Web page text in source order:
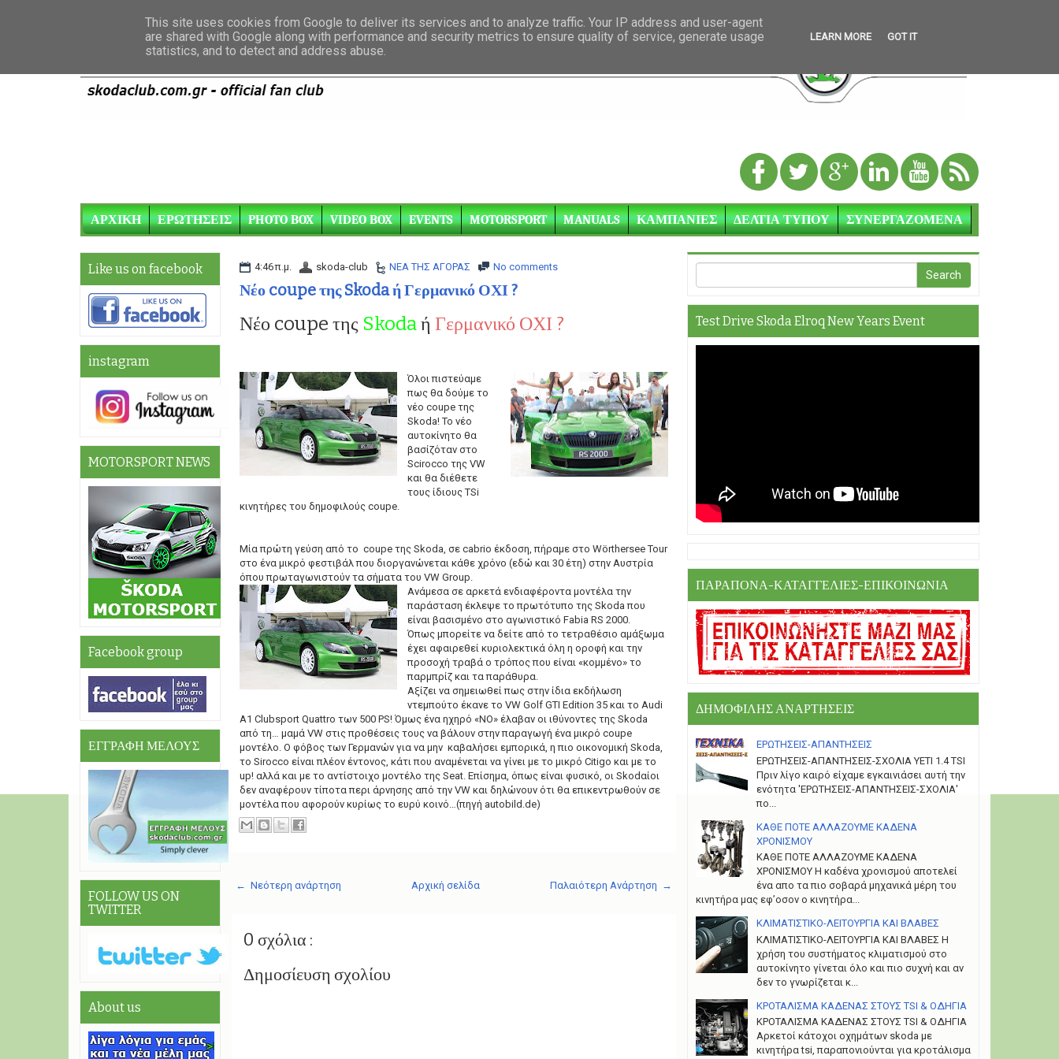
ΑΡΧΙΚΗ ΕΡΩΤΗΣΕΙΣ PHOTO BOX VIDEO BOX EVENTS MOTORSPORT MANUALS ΚΑΜΠΑΝΙΕΣ ΔΕΛΤΙΑ ΤΥΠΟΥ ΣΥΝΕΡΓΑΖΟΜΕΝΑ
4:46 π.μ. skoda-club NEA THΣ ΑΓΟΡΑΣ No comments
Νέο coupe της Skoda ή Γερμανικό ΟΧΙ ?
Νέο coupe της Skodaή Γερμανικό ΟΧΙ ?
Όλοι πιστεύαμε
πως θα δούμε το
νέο coupe της
Skoda! Το νέο
αυτοκίνητο θα
βασίζόταν στο
Scirocco της VW
και θα διέθετε
τους ίδιους TSi
κινητήρες του δημοφιλούς coupe.
Μία πρώτη γεύση από το coupe της Skoda, σε cabrio έκδοση, πήραμε στο Wörthersee Tour
στο ένα μικρό φεστιβάλ που διοργανώνεται κάθε χρόνο (εδώ και 30 έτη) στην Αυστρία
όπου πρωταγωνιστούν τα σήματα του VW Group.
Ανάμεσα σε αρκετά ενδιαφέροντα μοντέλα την
παράσταση έκλεψε το πρωτότυπο της Skoda που
είναι βασισμένο στο αγωνιστικό Fabia RS 2000.
Όπως μπορείτε να δείτε από το τετραθέσιο αμάξωμα
έχει αφαιρεθεί κυριολεκτικά όλη η οροφή και την
προσοχή τραβά ο τρόπος που είναι «κομμένο» το
παρμπρίζ και τα παράθυρα.
Αξίζει να σημειωθεί πως στην ίδια εκδήλωση
ντεμπούτο έκανε το VW Golf GTI Edition 35 και το Audi
Α1 Clubsport Quattro των 500 PS! Όμως ένα ηχηρό «ΝΟ» έλαβαν οι ιθύνοντες της Skoda
από τη… μαμά VW στις προθέσεις τους να βάλουν στην παραγωγή ένα μικρό coupe
μοντέλο. Ο φόβος των Γερμανών για να μην καβαλήσει εμπορικά, η πιο οικονομική Skoda,
το Sirocco είναι πλέον έντονος, κάτι που αναμένεται να γίνει με το μικρό Citigo και με το
up! αλλά και με το αντίστοιχο μοντέλο της Seat. Επίσημα, όπως είναι φυσικό, οι Skodαίοι
δεν αναφέρουν τίποτα περι άρνησης από την VW και δηλώνουν ότι θα επικεντρωθούν σε
μοντέλα που αφορούν κυρίως το ευρύ κοινό…(πηγή autobild.de)
← Νεότερη ανάρτηση Παλαιότερη Ανάρτηση →
Αρχική σελίδα
0 σχόλια :
Δημοσίευση σχολίου
Like us on facebook
instagram
MOTORSPORT NEWS
Facebook group
ΕΓΓΡΑΦΗ ΜΕΛΟΥΣ
FOLLOW US ON
TWITTER
About us
Test Drive Skoda Elroq New Years Event
ΠΑΡΑΠΟΝΑ-ΚΑΤΑΓΓΕΛΙΕΣ-ΕΠΙΚΟΙΝΩΝΙΑ
ΔΗΜΟΦΙΛΗΣ ΑΝΑΡΤΗΣΕΙΣ
ΕΡΩΤΗΣΕΙΣ-ΑΠΑΝΤΗΣΕΙΣ
ΕΡΩΤΗΣΕΙΣ-ΑΠΑΝΤΗΣΕΙΣ-ΣΧΟΛΙΑ YETI 1.4 TSI
Πριν λίγο καιρό είχαμε εγκαινιάσει αυτή την
ενότητα 'ΕΡΩΤΗΣΕΙΣ-ΑΠΑΝΤΗΣΕΙΣ-ΣΧΟΛΙΑ'
πο...
ΚΑΘΕ ΠΟΤΕ ΑΛΛΑΖΟΥΜΕ ΚΑΔΕΝΑ
ΧΡΟΝΙΣΜΟΥ
ΚΑΘΕ ΠΟΤΕ ΑΛΛΑΖΟΥΜΕ ΚΑΔΕΝΑ
ΧΡΟΝΙΣΜΟΥ Η καδένα χρονισμού αποτελεί
ένα απο τα πιο σοβαρά μηχανικά μέρη του
κινητήρα μας εφ’οσον ο κινητήρα...
ΚΛΙΜΑΤΙΣΤΙΚΟ-ΛΕΙΤΟΥΡΓΙΑ ΚΑΙ ΒΛΑΒΕΣ
ΚΛΙΜΑΤΙΣΤΙΚΟ-ΛΕΙΤΟΥΡΓΙΑ ΚΑΙ ΒΛΑΒΕΣ H
χρήση του συστήματος κλιματισμού στο
αυτοκίνητο γίνεται όλο και πιο συχνή και αν
δεν το γνωρίζεται κ...
ΚΡΟΤΑΛΙΣΜΑ ΚΑΔΕΝΑΣ ΣΤΟΥΣ TSI & ΟΔΗΓΙΑ
ΚΡΟΤΑΛΙΣΜΑ ΚΑΔΕΝΑΣ ΣΤΟΥΣ TSI & ΟΔΗΓΙΑ
Αρκετοί κάτοχοι οχημάτων skoda με
κινητήρα tsi, παραπονιούνται για κροτάλισμα
This site uses cookies from Google to deliver its services and to analyze traffic. Your IP address and user-agent
are shared with Google along with performance and security metrics to ensure quality of service, generate usage
statistics, and to detect and address abuse.
LEARN MORE GOT IT